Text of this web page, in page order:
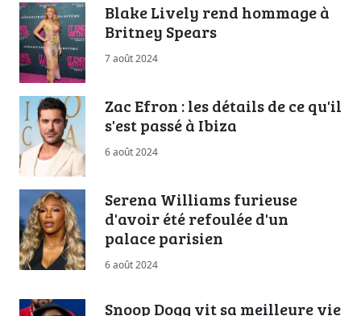
Blake Lively rend hommage à
Britney Spears
7 août 2024
Zac Efron : les détails de ce qu'il
s'est passé à Ibiza
6 août 2024
Serena Williams furieuse
d'avoir été refoulée d'un
palace parisien
6 août 2024
Snoop Dogg vit sa meilleure vie